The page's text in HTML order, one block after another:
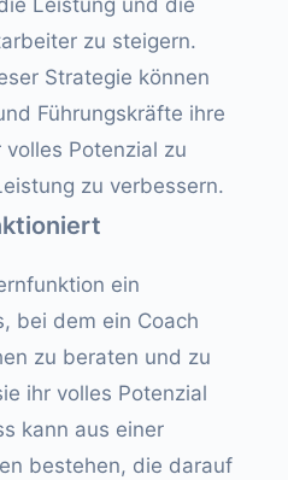
Leistung und die
zu steigern.
Strategie können
Führungskräfte ihre
Potenzial zu
zu verbessern.
ein
bei dem ein Coach
zu beraten und zu
ihr volles Potenzial
kann aus einer
bestehen, die darauf